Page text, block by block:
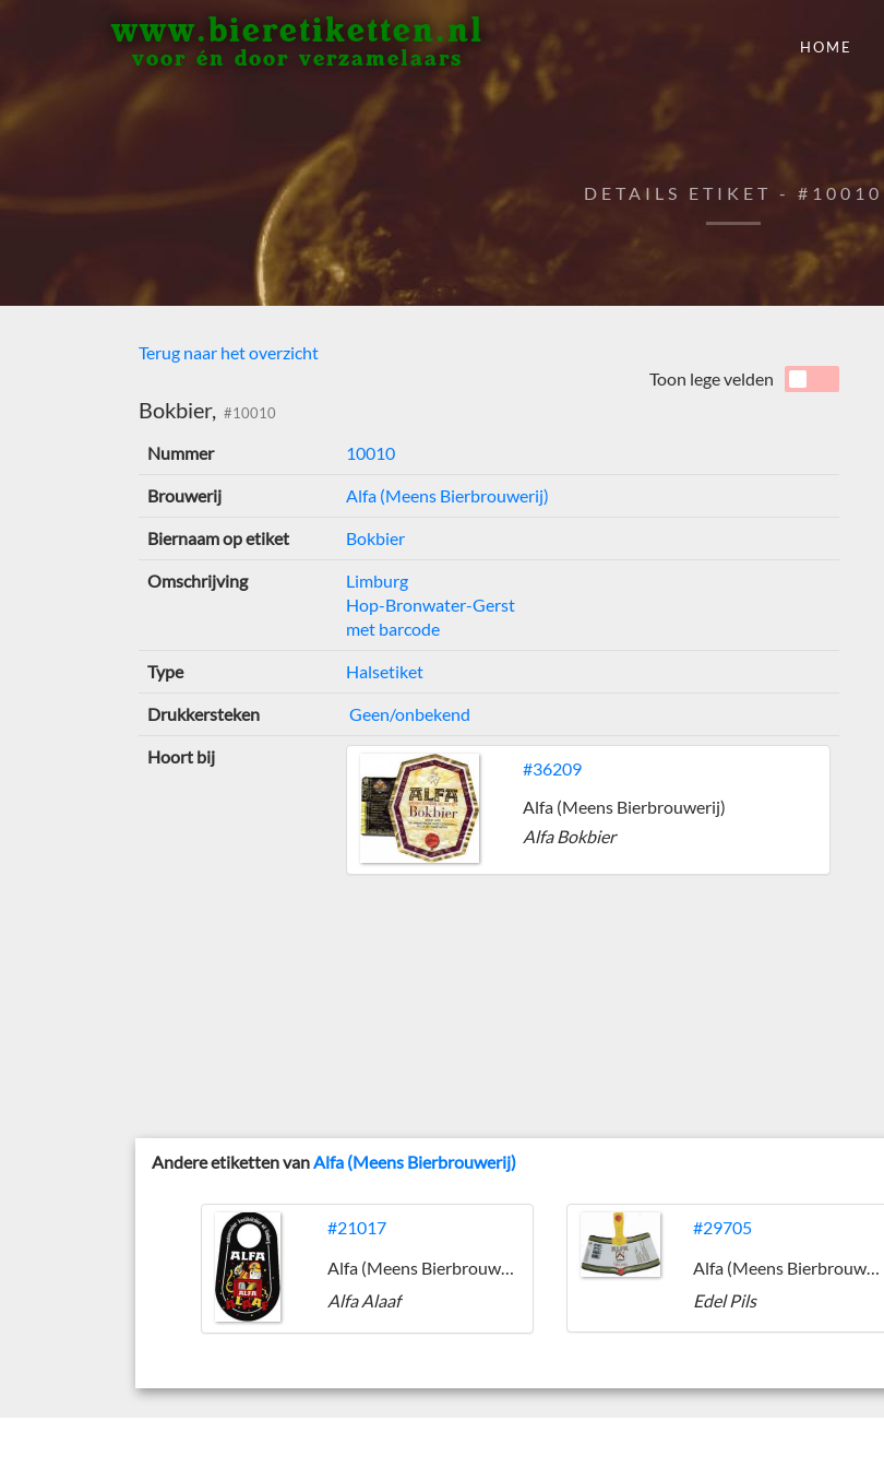
www.bieretiketten.nl
voor én door verzamelaars
HOME
DETAILS ETIKET - #10010
Terug naar het overzicht
Bokbier, #10010
Toon lege velden
Nummer 10010
Brouwerij Alfa (Meens Bierbrouwerij)
Biernaam op etiket Bokbier
Omschrijving
Limburg
Hop-Bronwater-Gerst
met barcode
Type Halsetiket
Drukkersteken Geen/onbekend
Hoort bij
#36209
Alfa (Meens Bierbrouwerij)
Alfa Bokbier
Andere etiketten vanAlfa (Meens Bierbrouwerij)
#21017
Alfa (Meens Bierbrouwerij)
Alfa Alaaf
#29705
Alfa (Meens Bierbrouwerij)
Edel Pils